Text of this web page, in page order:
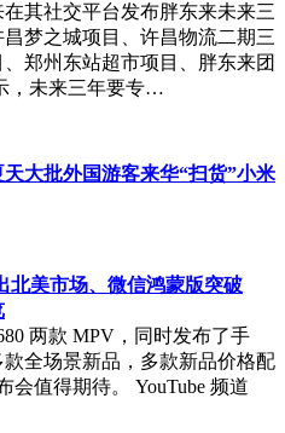
其社交平台发布胖东来未来三
梦之城项目、许昌物流二期三
郑州东站超市项目、胖东来团
，未来三年要专…
大批外国游客来华“扫货”小米
北美市场、微信鸿蒙版突破
两款 MPV，同时发布了手
全场景新品，多款新品价格配
会值得期待。 YouTube 频道